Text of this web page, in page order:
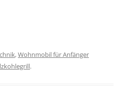
,Wohnmobil für Anfänger
.